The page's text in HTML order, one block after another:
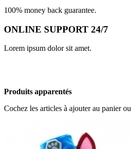
100% money back guarantee.
ONLINE SUPPORT 24/7
Lorem ipsum dolor sit amet.
Produits apparentés
Cochez les articles à ajouter au panier ou